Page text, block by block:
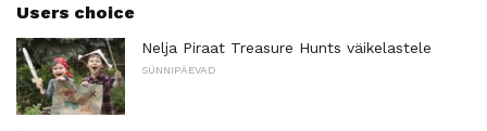
Users choice
Nelja Piraat Treasure Hunts väikelastele
SÜNNIPÄEVAD